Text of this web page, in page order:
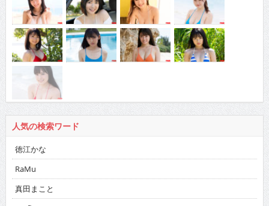
人気の検索ワード
徳江かな
RaMu
真田まこと